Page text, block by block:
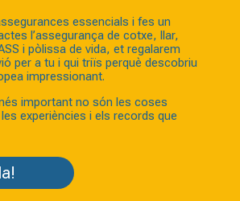
essencials i fes un
l’assegurança de cotxe, llar,
i pòlissa de vida, et regalarem
per a tu i qui triïs perquè descobriu
impressionant.
important no són les coses
experiències i els records que